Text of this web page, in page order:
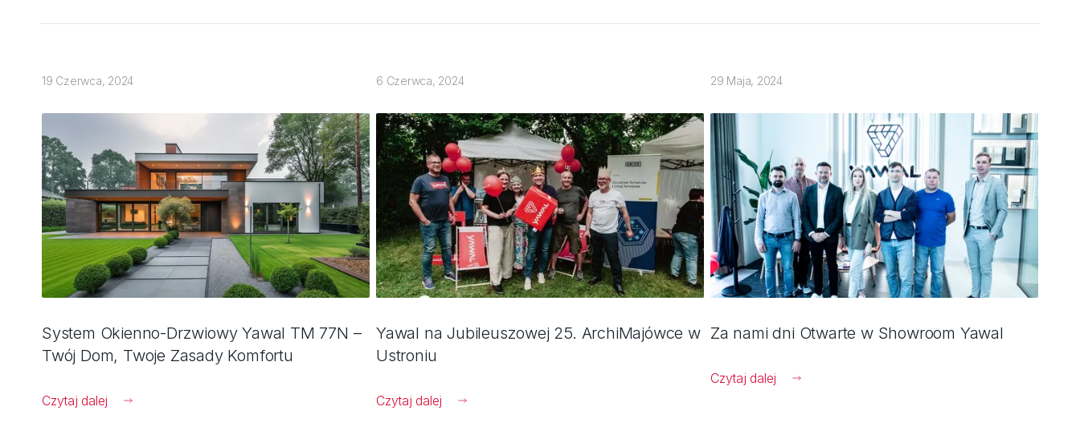
19 Czerwca, 2024
System Okienno-Drzwiowy Yawal TM 77N –
Twój Dom, Twoje Zasady Komfortu
Czytaj dalej
6 Czerwca, 2024
Yawal na Jubileuszowej 25. ArchiMajówce w
Ustroniu
Czytaj dalej
29 Maja, 2024
Za nami dni Otwarte w Showroom Yawal
Czytaj dalej